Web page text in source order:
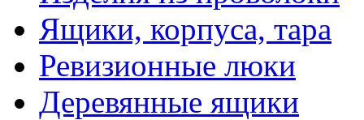
Ящики, корпуса, тара
Ревизионные люки
Деревянные ящики